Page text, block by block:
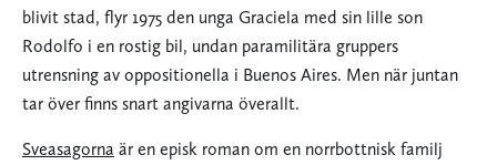
blivit stad, flyr 1975 den unga Graciela med sin lille son
Rodolfo i en rostig bil, undan paramilitära gruppers
utrensning av oppositionella i Buenos Aires. Men när juntan
tar över finns snart angivarna överallt.
Sveasagorna är en episk roman om en norrbottnisk familj